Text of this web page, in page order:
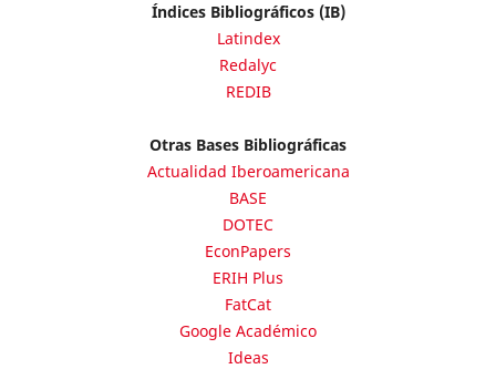
Índices Bibliográficos (IB)
Latindex
Redalyc
REDIB
Otras Bases Bibliográficas
Actualidad Iberoamericana
BASE
DOTEC
EconPapers
ERIH Plus
FatCat
Google Académico
Ideas